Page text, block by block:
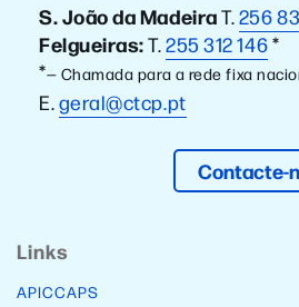
S. João da MadeiraT.256
Felgueiras:T.255 312 146*
*— Chamada para a rede fixa
E.geral@ctcp.pt
Contacte-
Links
APICCAPS